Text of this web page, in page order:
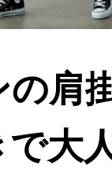
肩
大